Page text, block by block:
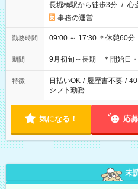
長堀橋駅から徒歩3分 / 心
事務の運営
勤務時間 09:00 ～ 17:30 ＊休憩60分
期間 9月初旬～長期 ＊開始日
特徴 日払いOK / 履歴書不要 /
シフト勤務
気になる！ 応
未